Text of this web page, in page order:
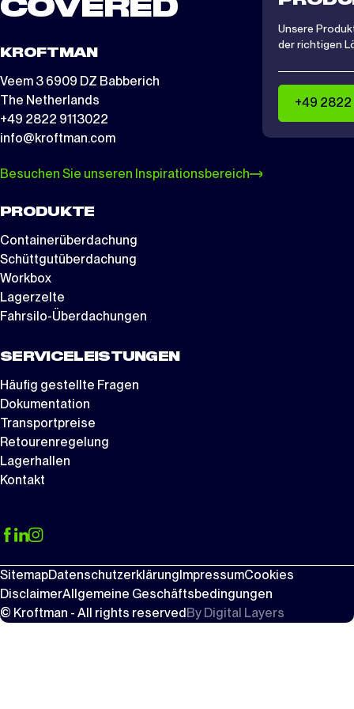
COVERED
KROFTMAN
Veem 3 6909 DZ Babberich
The Netherlands
+49 2822 9113022
info@kroftman.com
Besuchen Sie unseren Inspirationsbereich
PRODUKTE
Containerüberdachung
Schüttgutüberdachung
Workbox
Lagerzelte
Fahrsilo-Überdachungen
SERVICELEISTUNGEN
Häufig gestellte Fragen
Dokumentation
Transportpreise
Retourenregelung
Lagerhallen
Kontakt
Unsere
der richtigen
+49 2822
SitemapDatenschutzerklärungImpressumCookies
DisclaimerAllgemeine Geschäftsbedingungen
© Kroftman - All rights reservedBy Digital Layers